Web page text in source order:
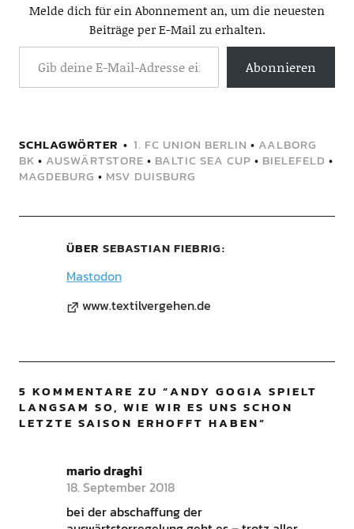
Melde dich für ein Abonnement an, um die neuesten
Beiträge per E-Mail zu erhalten.
Abonnieren
SCHLAGWÖRTER 1. FC UNION BERLIN • AALBORG
BK • AUSWÄRTSTORE • BALTIC SEA CUP • BIELEFELD •
MAGDEBURG • MSV DUISBURG
ÜBER SEBASTIAN FIEBRIG
Mastodon
www.textilvergehen.de
5 KOMMENTARE ZU “ANDY GOGIA SPIELT
LANGSAM SO, WIE WIR ES UNS SCHON
LETZTE SAISON ERHOFFT HABEN”
mario draghi
18. September 2018
bei der abschaffung der